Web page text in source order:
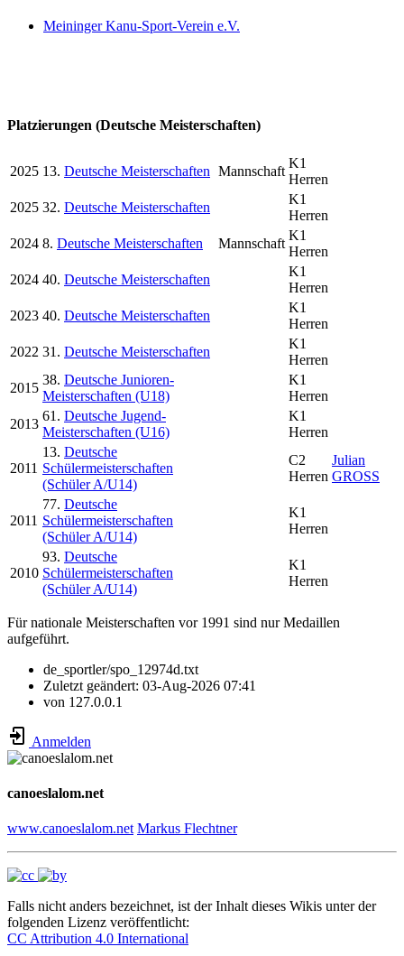
Meininger Kanu-Sport-Verein e.V.
Platzierungen (Deutsche Meisterschaften)
2025 13. Deutsche Meisterschaften Mannschaft
K1
Herren
2025 32. Deutsche Meisterschaften
K1
Herren
2024 8. Deutsche Meisterschaften Mannschaft
K1
Herren
2024 40. Deutsche Meisterschaften
K1
Herren
2023 40. Deutsche Meisterschaften
K1
Herren
2022 31. Deutsche Meisterschaften
K1
Herren
2015
38. Deutsche Junioren-
Meisterschaften (U18)
K1
Herren
2013
61. Deutsche Jugend-
Meisterschaften (U16)
K1
Herren
2011
13. Deutsche
Schülermeisterschaften
(Schüler A/U14)
C2
Herren
Julian
GROSS
2011
77. Deutsche
Schülermeisterschaften
(Schüler A/U14)
K1
Herren
2010
93. Deutsche
Schülermeisterschaften
(Schüler A/U14)
K1
Herren
Für nationale Meisterschaften vor 1991 sind nur Medaillen
aufgeführt.
de_sportler/spo_12974d.txt
Zuletzt geändert: 03-Aug-2026 07:41
von 127.0.0.1
Anmelden
canoeslalom.net
www.canoeslalom.net Markus Flechtner
Falls nicht anders bezeichnet, ist der Inhalt dieses Wikis unter der
folgenden Lizenz veröffentlicht:
CC Attribution 4.0 International